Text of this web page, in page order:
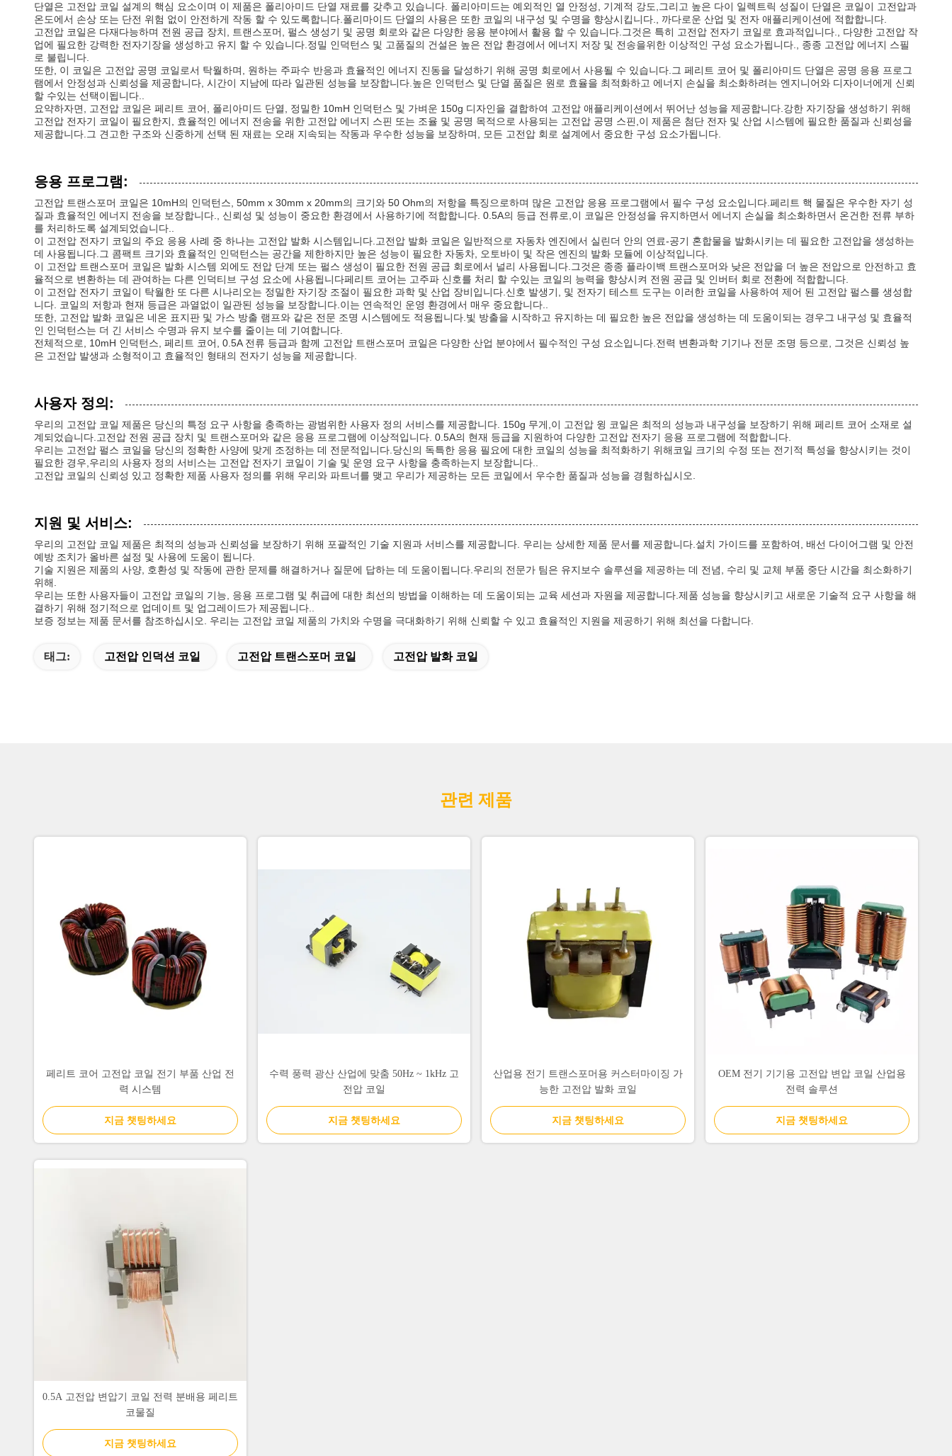
단열은 고전압 코일 설계의 핵심 요소이며 이 제품은 폴리아미드 단열 재료를 갖추고 있습니다. 폴리아미드는 예외적인 열 안정성, 기계적 강도,그리고 높은 다이 일렉트릭 성질이 단열은 코일이 고전압과
온도에서 손상 또는 단전 위험 없이 안전하게 작동 할 수 있도록합니다.폴리마이드 단열의 사용은 또한 코일의 내구성 및 수명을 향상시킵니다., 까다로운 산업 및 전자 애플리케이션에 적합합니다.
고전압 코일은 다재다능하며 전원 공급 장치, 트랜스포머, 펄스 생성기 및 공명 회로와 같은 다양한 응용 분야에서 활용 할 수 있습니다.그것은 특히 고전압 전자기 코일로 효과적입니다., 다양한 고전압 작
업에 필요한 강력한 전자기장을 생성하고 유지 할 수 있습니다.정밀 인덕턴스 및 고품질의 건설은 높은 전압 환경에서 에너지 저장 및 전송을위한 이상적인 구성 요소가됩니다., 종종 고전압 에너지 스필
로 불립니다.
또한, 이 코일은 고전압 공명 코일로서 탁월하며, 원하는 주파수 반응과 효율적인 에너지 진동을 달성하기 위해 공명 회로에서 사용될 수 있습니다.그 페리트 코어 및 폴리아미드 단열은 공명 응용 프로그
램에서 안정성과 신뢰성을 제공합니다, 시간이 지남에 따라 일관된 성능을 보장합니다.높은 인덕턴스 및 단열 품질은 원로 효율을 최적화하고 에너지 손실을 최소화하려는 엔지니어와 디자이너에게 신뢰
할 수있는 선택이됩니다..
요약하자면, 고전압 코일은 페리트 코어, 폴리아미드 단열, 정밀한 10mH 인덕턴스 및 가벼운 150g 디자인을 결합하여 고전압 애플리케이션에서 뛰어난 성능을 제공합니다.강한 자기장을 생성하기 위해
고전압 전자기 코일이 필요한지, 효율적인 에너지 전송을 위한 고전압 에너지 스핀 또는 조율 및 공명 목적으로 사용되는 고전압 공명 스핀,이 제품은 첨단 전자 및 산업 시스템에 필요한 품질과 신뢰성을
제공합니다.그 견고한 구조와 신중하게 선택 된 재료는 오래 지속되는 작동과 우수한 성능을 보장하며, 모든 고전압 회로 설계에서 중요한 구성 요소가됩니다.
응용 프로그램:
고전압 트랜스포머 코일은 10mH의 인덕턴스, 50mm x 30mm x 20mm의 크기와 50 Ohm의 저항을 특징으로하며 많은 고전압 응용 프로그램에서 필수 구성 요소입니다.페리트 핵 물질은 우수한 자기 성
질과 효율적인 에너지 전송을 보장합니다., 신뢰성 및 성능이 중요한 환경에서 사용하기에 적합합니다. 0.5A의 등급 전류로,이 코일은 안정성을 유지하면서 에너지 손실을 최소화하면서 온건한 전류 부하
를 처리하도록 설계되었습니다..
이 고전압 전자기 코일의 주요 응용 사례 중 하나는 고전압 발화 시스템입니다.고전압 발화 코일은 일반적으로 자동차 엔진에서 실린더 안의 연료-공기 혼합물을 발화시키는 데 필요한 고전압을 생성하는
데 사용됩니다.그 콤팩트 크기와 효율적인 인덕턴스는 공간을 제한하지만 높은 성능이 필요한 자동차, 오토바이 및 작은 엔진의 발화 모듈에 이상적입니다.
이 고전압 트랜스포머 코일은 발화 시스템 외에도 전압 단계 또는 펄스 생성이 필요한 전원 공급 회로에서 널리 사용됩니다.그것은 종종 플라이백 트랜스포머와 낮은 전압을 더 높은 전압으로 안전하고 효
율적으로 변환하는 데 관여하는 다른 인덕티브 구성 요소에 사용됩니다페리트 코어는 고주파 신호를 처리 할 수있는 코일의 능력을 향상시켜 전원 공급 및 인버터 회로 전환에 적합합니다.
이 고전압 전자기 코일이 탁월한 또 다른 시나리오는 정밀한 자기장 조절이 필요한 과학 및 산업 장비입니다.신호 발생기, 및 전자기 테스트 도구는 이러한 코일을 사용하여 제어 된 고전압 펄스를 생성합
니다. 코일의 저항과 현재 등급은 과열없이 일관된 성능을 보장합니다.이는 연속적인 운영 환경에서 매우 중요합니다..
또한, 고전압 발화 코일은 네온 표지판 및 가스 방출 램프와 같은 전문 조명 시스템에도 적용됩니다.빛 방출을 시작하고 유지하는 데 필요한 높은 전압을 생성하는 데 도움이되는 경우그 내구성 및 효율적
인 인덕턴스는 더 긴 서비스 수명과 유지 보수를 줄이는 데 기여합니다.
전체적으로, 10mH 인덕턴스, 페리트 코어, 0.5A 전류 등급과 함께 고전압 트랜스포머 코일은 다양한 산업 분야에서 필수적인 구성 요소입니다.전력 변환과학 기기나 전문 조명 등으로, 그것은 신뢰성 높
은 고전압 발생과 소형적이고 효율적인 형태의 전자기 성능을 제공합니다.
사용자 정의:
우리의 고전압 코일 제품은 당신의 특정 요구 사항을 충족하는 광범위한 사용자 정의 서비스를 제공합니다. 150g 무게,이 고전압 윙 코일은 최적의 성능과 내구성을 보장하기 위해 페리트 코어 소재로 설
계되었습니다.고전압 전원 공급 장치 및 트랜스포머와 같은 응용 프로그램에 이상적입니다. 0.5A의 현재 등급을 지원하여 다양한 고전압 전자기 응용 프로그램에 적합합니다.
우리는 고전압 펄스 코일을 당신의 정확한 사양에 맞게 조정하는 데 전문적입니다.당신의 독특한 응용 필요에 대한 코일의 성능을 최적화하기 위해코일 크기의 수정 또는 전기적 특성을 향상시키는 것이
필요한 경우,우리의 사용자 정의 서비스는 고전압 전자기 코일이 기술 및 운영 요구 사항을 충족하는지 보장합니다..
고전압 코일의 신뢰성 있고 정확한 제품 사용자 정의를 위해 우리와 파트너를 맺고 우리가 제공하는 모든 코일에서 우수한 품질과 성능을 경험하십시오.
지원 및 서비스:
우리의 고전압 코일 제품은 최적의 성능과 신뢰성을 보장하기 위해 포괄적인 기술 지원과 서비스를 제공합니다. 우리는 상세한 제품 문서를 제공합니다.설치 가이드를 포함하여, 배선 다이어그램 및 안전
예방 조치가 올바른 설정 및 사용에 도움이 됩니다.
기술 지원은 제품의 사양, 호환성 및 작동에 관한 문제를 해결하거나 질문에 답하는 데 도움이됩니다.우리의 전문가 팀은 유지보수 솔루션을 제공하는 데 전념, 수리 및 교체 부품 중단 시간을 최소화하기
위해.
우리는 또한 사용자들이 고전압 코일의 기능, 응용 프로그램 및 취급에 대한 최선의 방법을 이해하는 데 도움이되는 교육 세션과 자원을 제공합니다.제품 성능을 향상시키고 새로운 기술적 요구 사항을 해
결하기 위해 정기적으로 업데이트 및 업그레이드가 제공됩니다..
보증 정보는 제품 문서를 참조하십시오. 우리는 고전압 코일 제품의 가치와 수명을 극대화하기 위해 신뢰할 수 있고 효율적인 지원을 제공하기 위해 최선을 다합니다.
태그: 고전압 인덕션 코일 고전압 트랜스포머 코일 고전압 발화 코일
관련 제품
페리트 코어 고전압 코일 전기 부품 산업 전
력 시스템
지금 챗팅하세요
수력 풍력 광산 산업에 맞춤 50Hz ~ 1kHz 고
전압 코일
지금 챗팅하세요
산업용 전기 트랜스포머용 커스터마이징 가
능한 고전압 발화 코일
지금 챗팅하세요
OEM 전기 기기용 고전압 변압 코일 산업용
전력 솔루션
지금 챗팅하세요
0.5A 고전압 변압기 코일 전력 분배용 페리트
코물질
지금 챗팅하세요